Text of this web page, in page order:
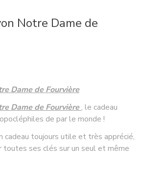
Notre Dame de
Dame de Fourvière
Dame de Fourvière, le cadeau
de par le monde !
cadeau toujours utile et très apprécié,
ses clés sur un seul et même